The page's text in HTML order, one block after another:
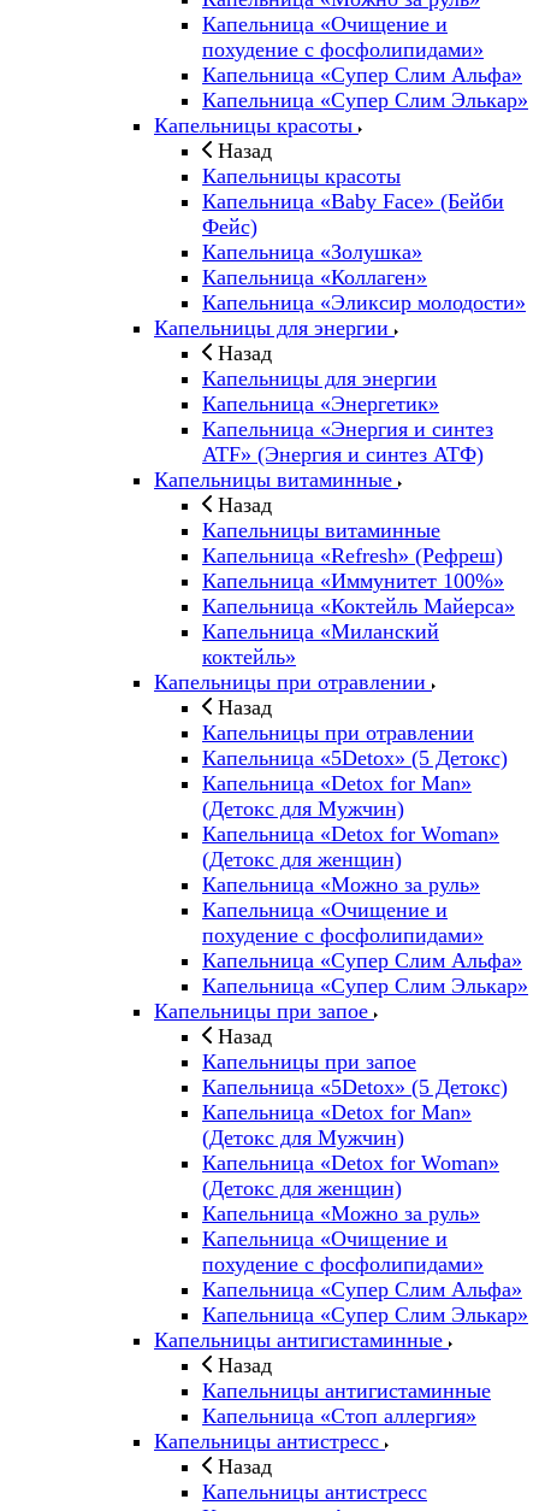
Капельница «Очищение и
похудение с фосфолипидами»
Капельница «Супер Слим Альфа»
Капельница «Супер Слим Элькар»
Капельницы красоты
Назад
Капельницы красоты
Капельница «Baby Face» (Бейби
Фейс)
Капельница «Золушка»
Капельница «Коллаген»
Капельница «Эликсир молодости»
Капельницы для энергии
Назад
Капельницы для энергии
Капельница «Энергетик»
Капельница «Энергия и синтез
ATF» (Энергия и синтез АТФ)
Капельницы витаминные
Назад
Капельницы витаминные
Капельница «Refresh» (Рефреш)
Капельница «Иммунитет 100%»
Капельница «Коктейль Майерса»
Капельница «Миланский
коктейль»
Капельницы при отравлении
Назад
Капельницы при отравлении
Капельница «5Detox» (5 Детокс)
Капельница «Detox for Man»
(Детокс для Мужчин)
Капельница «Detox for Woman»
(Детокс для женщин)
Капельница «Можно за руль»
Капельница «Очищение и
похудение с фосфолипидами»
Капельница «Супер Слим Альфа»
Капельница «Супер Слим Элькар»
Капельницы при запое
Назад
Капельницы при запое
Капельница «5Detox» (5 Детокс)
Капельница «Detox for Man»
(Детокс для Мужчин)
Капельница «Detox for Woman»
(Детокс для женщин)
Капельница «Можно за руль»
Капельница «Очищение и
похудение с фосфолипидами»
Капельница «Супер Слим Альфа»
Капельница «Супер Слим Элькар»
Капельницы антигистаминные
Назад
Капельницы антигистаминные
Капельница «Стоп аллергия»
Капельницы антистресс
Назад
Капельницы антистресс